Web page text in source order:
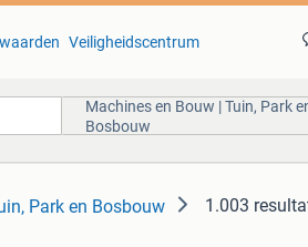
Veiligheidscentrum
Machines en Bouw | Tuin, Park
Bosbouw
Park en Bosbouw 1.003